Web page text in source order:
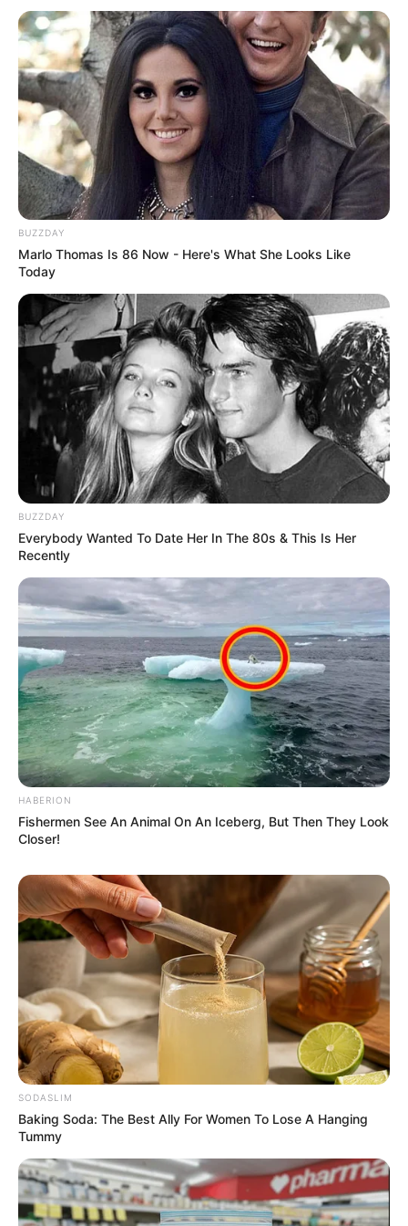
Μετά την πανδημία, τα κράτη μέλη του ΠΟΥ εργάστηκαν
για τη δημιουργία μιας διεθνούς συνθήκης για την
πανδημία, σχεδιασμένης για την πρόληψη, την
προετοιμασία και την αντιμετώπιση μελλοντικών
πανδημιών, συμπεριλαμβανομένης της πιο δίκαιης
ανταλλαγής εμβολίων και φαρμάκων. Η συνθήκη τελικά
συμφωνήθηκε τον Απρίλιο του περασμένου έτους από
όλα τα κράτη μέλη του ΠΟΥ, εκτός από τις ΗΠΑ.
BUZZDAY
Marlo Thomas Is 86 Now - Here's What She Looks Like
Today
BUZZDAY
Everybody Wanted To Date Her In The 80s & This Is Her
Recently
HABERION
Fishermen See An Animal On An Iceberg, But Then They Look
Closer!
SODASLIM
Baking Soda: The Best Ally For Women To Lose A Hanging
Tummy